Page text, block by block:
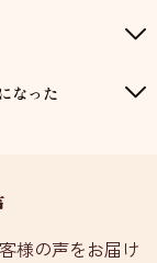
なった
様の声をお届け